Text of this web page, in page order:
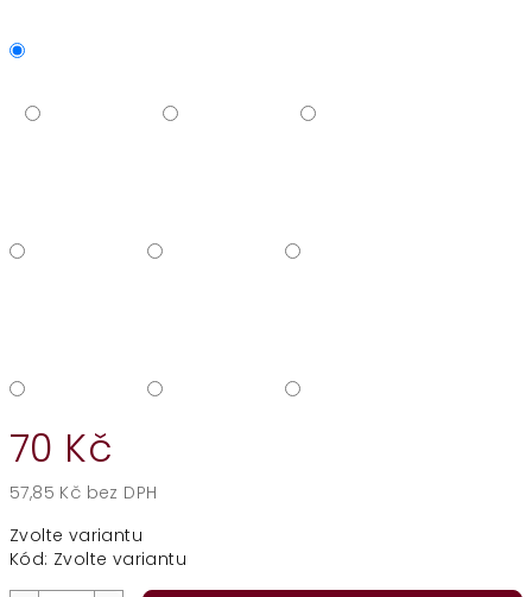
70 Kč
57,85 Kč bez DPH
cena:
Zvolte variantu
Kód: Zvolte variantu